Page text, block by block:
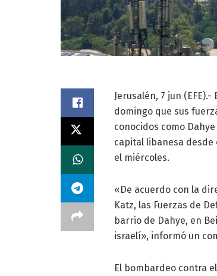
Jerusalén, 7 jun
domingo que sus
conocidos como
capital libanesa desde
el miércoles.
«De acuerdo con la
Katz, las Fuerzas de
barrio de Dahye, en
israelí», informó un
El bombardeo contra